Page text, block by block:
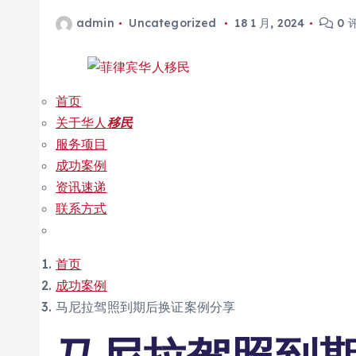
admin Uncategorized 18 1 月, 2024 0
首页
关于华人移民
服务项目
成功案例
资讯速递
联系方式
首页
成功案例
马尼拉驾照到期后换证案例分享